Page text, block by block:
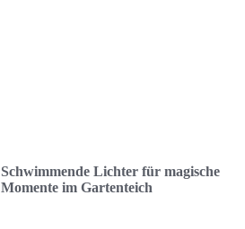
Schwimmende Lichter für magische
Momente im Gartenteich